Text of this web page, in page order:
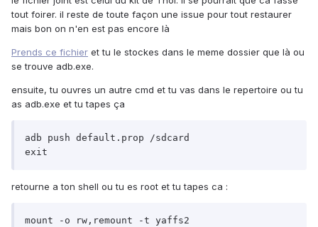
tout foirer. il reste de toute façon une issue pour tout restaurer
mais bon on n'en est pas encore là
Prends ce fichier et tu le stockes dans le meme dossier que là ou
se trouve adb.exe.
ensuite, tu ouvres un autre cmd et tu vas dans le repertoire ou tu
as adb.exe et tu tapes ça
adb push default.prop /sdcard
exit
retourne a ton shell ou tu es root et tu tapes ca :
mount -o rw,remount -t yaffs2